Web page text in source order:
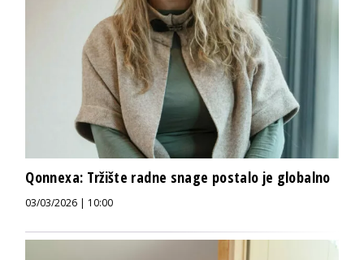
Qonnexa: Tržište radne snage postalo je globalno
03/03/2026 | 10:00